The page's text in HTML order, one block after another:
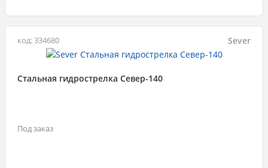
код: 334680 Sever
Стальная гидрострелка Север-140
Под заказ